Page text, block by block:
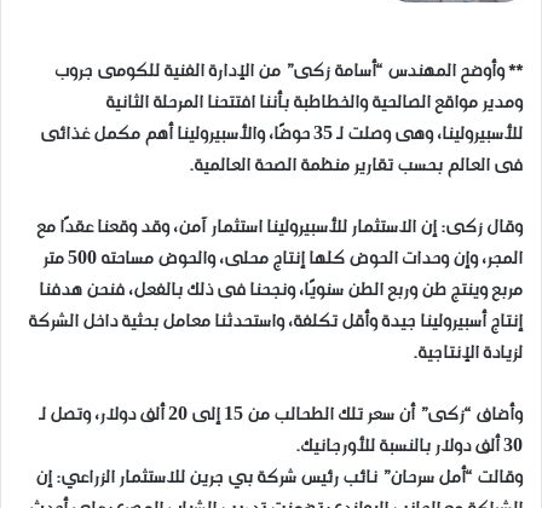
** وأوضح المهندس “أسامة زكى” من الإدارة الفنية للكومى جروب
ومدير مواقع الصالحية والخطاطبة بأننا افتتحنا المرحلة الثانية
للأسبيرولينا، وهى وصلت لـ 35 حوضًا، والأسبيرولينا أهم مكمل غذائى
فى العالم بحسب تقارير منظمة الصحة العالمية.
وقال زكى: إن الاستثمار للأسبيرولينا استثمار آمن، وقد وقعنا عقدًا مع
المجر، وإن وحدات الحوض كلها إنتاج محلى، والحوض مساحته 500 متر
مربع وينتج طن وربع الطن سنويًا، ونجحنا فى ذلك بالفعل، فنحن هدفنا
إنتاج أسبيرولينا جيدة وأقل تكلفة، واستحدثنا معامل بحثية داخل الشركة
لزيادة الإنتاجية.
وأضاف “زكى” أن سعر تلك الطحالب من 15 إلى 20 ألف دولار، وتصل لـ
30 ألف دولار بالنسبة للأورجانيك.
وقالت “أمل سرحان” نائب رئيس شركة بي جرين للاستثمار الزراعي: إن